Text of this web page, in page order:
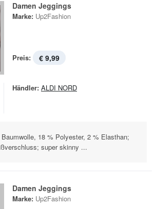
Damen Jeggings
Marke: Up2Fashion
Preis: € 9,99
Händler: ALDI NORD
18 % Polyester, 2 % Elasthan;
super skinny ...
Damen Jeggings
Marke: Up2Fashion